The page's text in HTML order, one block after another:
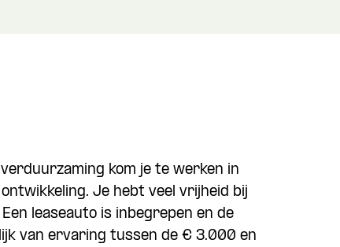
kom je te werken in
Je hebt veel vrijheid bij
leaseauto is inbegrepen en de
van ervaring tussen de € 3.000 en